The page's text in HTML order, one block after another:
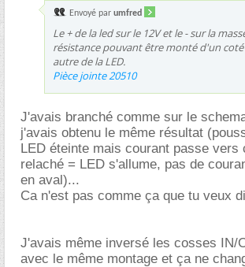
Envoyé par umfred
Le + de la led sur le 12V et le - sur la
résistance pouvant être monté d'un
autre de la LED.
Pièce jointe 20510
J'avais branché comme sur le
j'avais obtenu le même résultat
LED éteinte mais courant passe vers
relaché = LED s'allume, pas de
en aval)...
Ca n'est pas comme ça que tu veux
J'avais même inversé les cosses IN/
avec le même montage et ça ne